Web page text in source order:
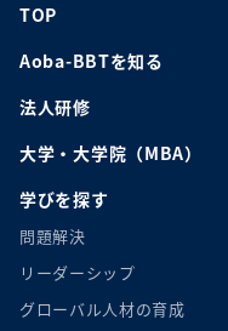
TOP
Aoba-BBTを知る
法人研修
大学・大学院（MBA）
学びを探す
問題解決
リーダーシップ
グローバル人材の育成